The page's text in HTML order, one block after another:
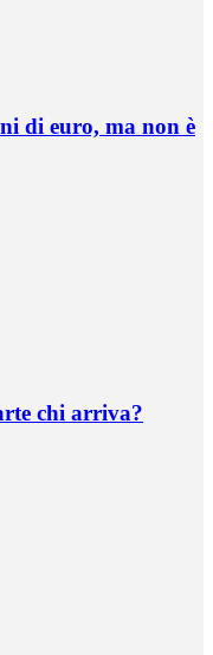
di euro, ma non è
chi arriva?